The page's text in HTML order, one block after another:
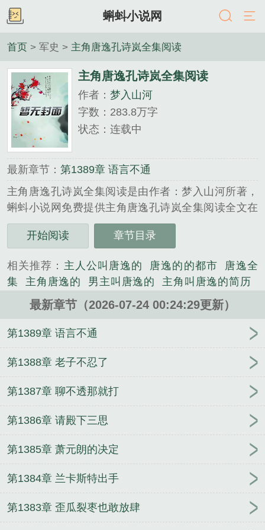
蝌蚪小说网
首页 > 军史 > 主角唐逸孔诗岚全集阅读
主角唐逸孔诗岚全集阅读
作者： 梦入山河
字数：283.8万字
状态：连载中
最新章节： 第1389章 语言不通
主角唐逸孔诗岚全集阅读是由作者：梦入山河所著，
蝌蚪小说网免费提供主角唐逸孔诗岚全集阅读全文在
线阅读。
三秒记住本站：蝌蚪小说网 网址：www.kdxs.net...
军史类小说。
开始阅读 章节目录
相关推荐： 主人公叫唐逸的 唐逸的的都市
唐逸全
集
主角唐逸的 男主叫唐逸的
主角叫唐逸的简历
主人公叫唐逸
唐逸 男主唐逸 男主叫唐逸的现代
主人公唐逸
唐逸蘋
有部主角叫
唐逸的书名 主人公唐逸的是什么
重生主
嫣全集阅读 主角林臻顾北辰慕容嫣大乾第一纨绔
主
秦阳苏婉笔趣阁无弹窗
姜晨
小杨柳晴小说全集 主角萧羽莫青璇叶依水全集阅读
林臻顾北辰慕容嫣笔趣阁无弹窗
主角秦阳苏婉不抢
个小娘子当什么纨绔侯爷
主
角姜晨楚颜全集阅读
主角秦阳苏婉全集阅读
吴小杨
龙
老张林莹莹全文完结无删减
萧羽莫青璇叶依水笔
最新章节（2026-07-24 00:24:29更新）
第1389章 语言不通
第1388章 老子不忍了
第1387章 聊不透那就打
第1386章 请殿下三思
第1385章 萧元朗的决定
第1384章 兰卡斯特出手
第1383章 歪瓜裂枣也敢放肆